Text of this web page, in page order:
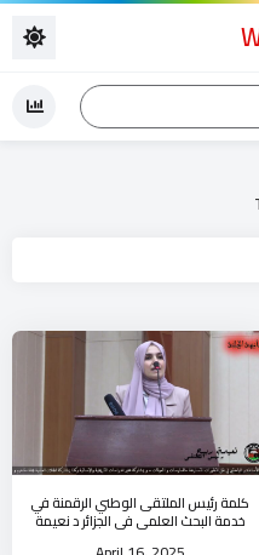
كلمة رئيس الملتقى الوطني الرقمنة في
خدمة البحث العلمي في الجزائر د نعيمة
ربيح